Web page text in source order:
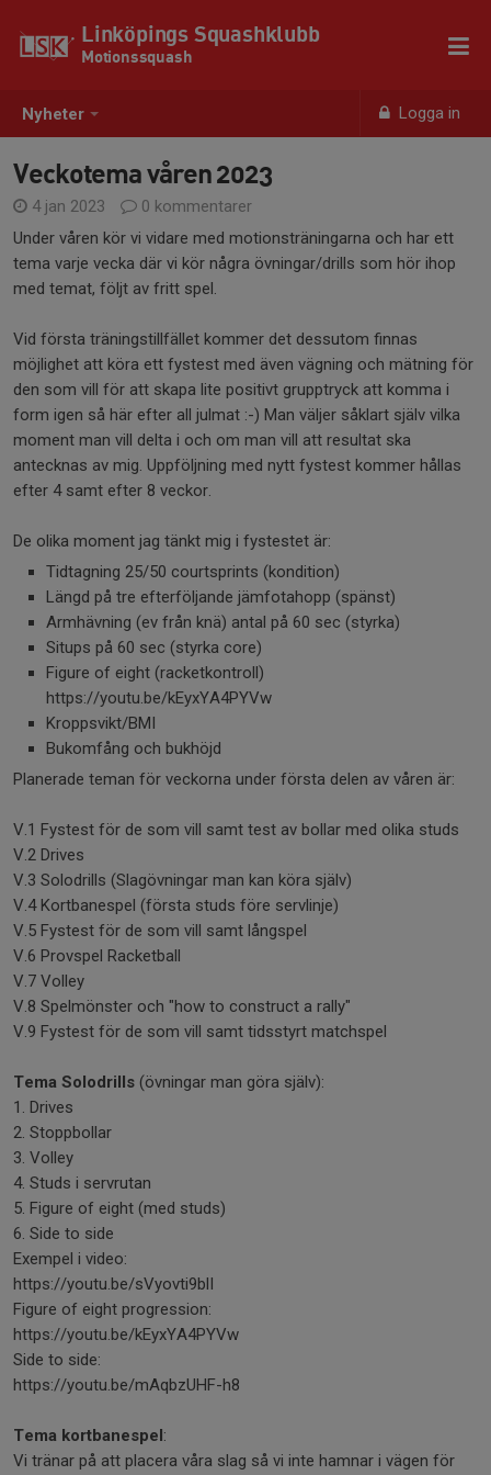
Nyheter Logga in
Linköpings Squashklubb
Motionssquash
Veckotema våren 2023
4 jan 2023
0 kommentarer
Under våren kör vi vidare med motionsträningarna och har ett
tema varje vecka där vi kör några övningar/drills som hör ihop
med temat, följt av fritt spel.
Vid första träningstillfället kommer det dessutom finnas
möjlighet att köra ett fystest med även vägning och mätning för
den som vill för att skapa lite positivt grupptryck att komma i
form igen så här efter all julmat :-) Man väljer såklart själv vilka
moment man vill delta i och om man vill att resultat ska
antecknas av mig. Uppföljning med nytt fystest kommer hållas
efter 4 samt efter 8 veckor.
De olika moment jag tänkt mig i fystestet är:
Tidtagning 25/50 courtsprints (kondition)
Längd på tre efterföljande jämfotahopp (spänst)
Armhävning (ev från knä) antal på 60 sec (styrka)
Situps på 60 sec (styrka core)
Figure of eight (racketkontroll)
https://youtu.be/kEyxYA4PYVw
Kroppsvikt/BMI
Bukomfång och bukhöjd
Planerade teman för veckorna under första delen av våren är:
V.1 Fystest för de som vill samt test av bollar med olika studs
V.2 Drives
V.3 Solodrills (Slagövningar man kan köra själv)
V.4 Kortbanespel (första studs före servlinje)
V.5 Fystest för de som vill samt långspel
V.6 Provspel Racketball
V.7 Volley
V.8 Spelmönster och "how to construct a rally"
V.9 Fystest för de som vill samt tidsstyrt matchspel
Tema Solodrills (övningar man göra själv):
1. Drives
2. Stoppbollar
3. Volley
4. Studs i servrutan
5. Figure of eight (med studs)
6. Side to side
Exempel i video:
https://youtu.be/sVyovti9blI
Figure of eight progression:
https://youtu.be/kEyxYA4PYVw
Side to side:
https://youtu.be/mAqbzUHF-h8
Tema kortbanespel:
Vi tränar på att placera våra slag så vi inte hamnar i vägen för